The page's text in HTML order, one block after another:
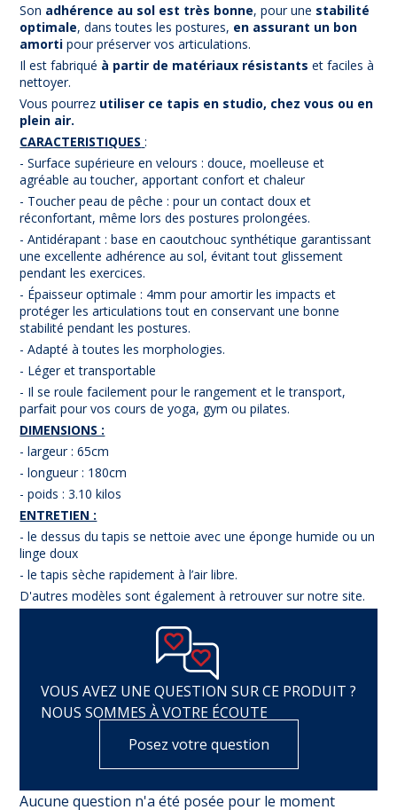
Son adhérence au sol est très bonne, pour une stabilité
optimale, dans toutes les postures, en assurant un bon
amorti pour préserver vos articulations.
Il est fabriqué à partir de matériaux résistants et faciles à
nettoyer.
Vous pourrez utiliser ce tapis en studio, chez vous ou en
plein air.
CARACTERISTIQUES :
- Surface supérieure en velours : douce, moelleuse et
agréable au toucher, apportant confort et chaleur
- Toucher peau de pêche : pour un contact doux et
réconfortant, même lors des postures prolongées.
- Antidérapant : base en caoutchouc synthétique garantissant
une excellente adhérence au sol, évitant tout glissement
pendant les exercices.
- Épaisseur optimale : 4mm pour amortir les impacts et
protéger les articulations tout en conservant une bonne
stabilité pendant les postures.
- Adapté à toutes les morphologies.
- Léger et transportable
- Il se roule facilement pour le rangement et le transport,
parfait pour vos cours de yoga, gym ou pilates.
DIMENSIONS :
- largeur : 65cm
- longueur : 180cm
- poids : 3.10 kilos
ENTRETIEN :
- le dessus du tapis se nettoie avec une éponge humide ou un
linge doux
- le tapis sèche rapidement à l’air libre.
D'autres modèles sont également à retrouver sur notre site.
VOUS AVEZ UNE QUESTION SUR CE PRODUIT ?
NOUS SOMMES À VOTRE ÉCOUTE
Posez votre question
Aucune question n'a été posée pour le moment